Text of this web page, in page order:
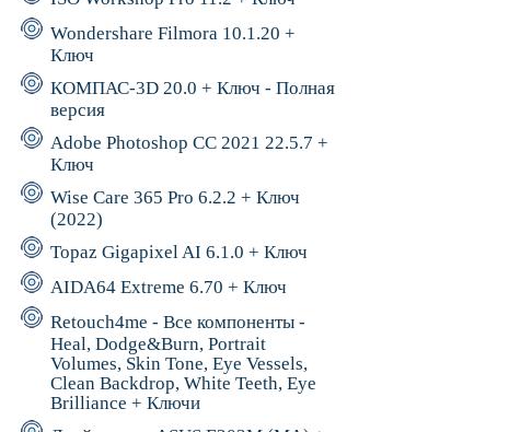
Wondershare Filmora 10.1.20 +
Ключ
КОМПАС-3D 20.0 + Ключ - Полная
версия
Adobe Photoshop CC 2021 22.5.7 +
Ключ
Wise Care 365 Pro 6.2.2 + Ключ
(2022)
Topaz Gigapixel AI 6.1.0 + Ключ
AIDA64 Extreme 6.70 + Ключ
Retouch4me - Все компоненты -
Heal, Dodge&Burn, Portrait
Volumes, Skin Tone, Eye Vessels,
Clean Backdrop, White Teeth, Eye
Brilliance + Ключи